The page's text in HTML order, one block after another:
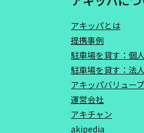
アキッパとは
提携事例
駐車場を貸す：個
駐車場を貸す：法
アキッパバリュー
運営会社
アキチャン
akipedia